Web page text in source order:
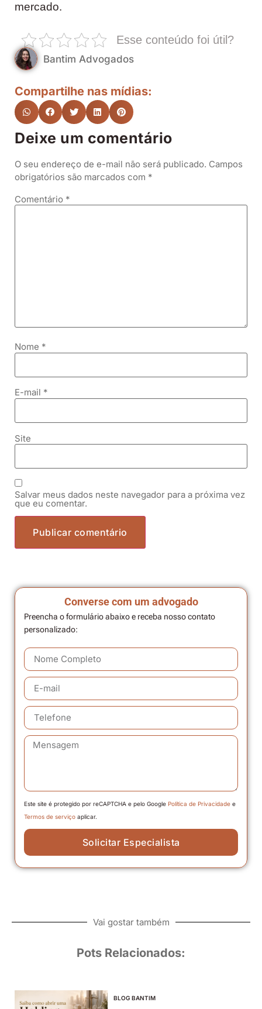
mercado.
Esse conteúdo foi útil?
Bantim Advogados
Compartilhe nas mídias:
Deixe um comentário
O seu endereço de e-mail não será publicado. Campos
obrigatórios são marcados com *
Comentário *
Nome *
E-mail *
Site
Salvar meus dados neste navegador para a próxima vez
que eu comentar.
Converse com um advogado
Preencha o formulário abaixo e receba nosso contato
personalizado:
Este site é protegido por reCAPTCHA e pelo Google Política de Privacidade e
Termos de serviço aplicar.
Solicitar Especialista
Vai gostar também
Pots Relacionados:
BLOG BANTIM